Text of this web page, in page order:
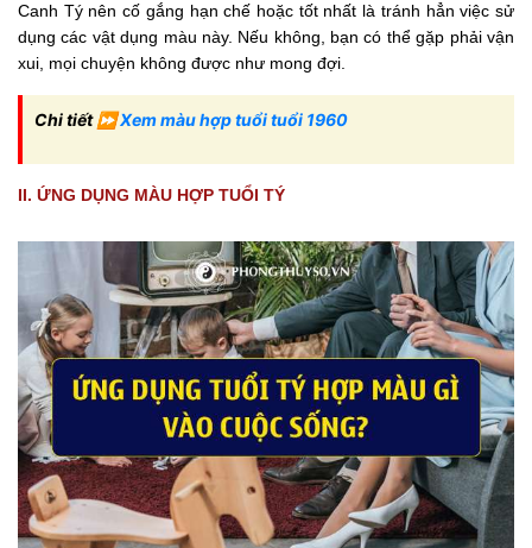
Canh Tý nên cố gắng hạn chế hoặc tốt nhất là tránh hẳn việc sử
dụng các vật dụng màu này. Nếu không, bạn có thể gặp phải vận
xui, mọi chuyện không được như mong đợi.
Chi tiết⏩Xem màu hợp tuổi tuổi 1960
II. ỨNG DỤNG MÀU HỢP TUỔI TÝ